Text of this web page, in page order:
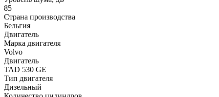
85
Страна производства
Бельгия
Двигатель
Марка двигателя
Volvo
Двигатель
TAD 530 GE
Тип двигателя
Дизельный